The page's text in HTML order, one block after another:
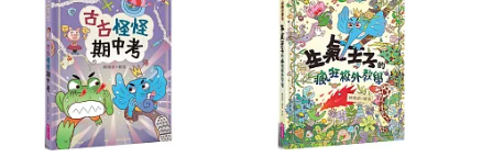
現在可購買商品(22)
作者/演唱/譯/編/繪(1)